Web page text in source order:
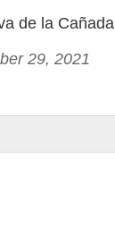
de la Cañada
29, 2021